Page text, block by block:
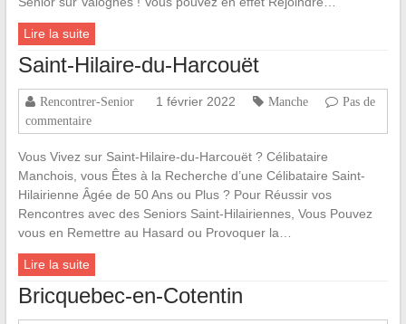
Lire la suite
Saint-Hilaire-du-Harcouët
Rencontrer-Senior 1 février 2022 Manche
Pas de
commentaire
Vous Vivez sur Saint-Hilaire-du-Harcouët ? Célibataire
Manchois, vous Êtes à la Recherche d’une Célibataire Saint-
Hilairienne Âgée de 50 Ans ou Plus ? Pour Réussir vos
Rencontres avec des Seniors Saint-Hilairiennes, Vous Pouvez
vous en Remettre au Hasard ou Provoquer la…
Lire la suite
Bricquebec-en-Cotentin